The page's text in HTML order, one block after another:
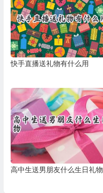
快手直播送礼物有什么用
高中生送男朋友什么生日礼物